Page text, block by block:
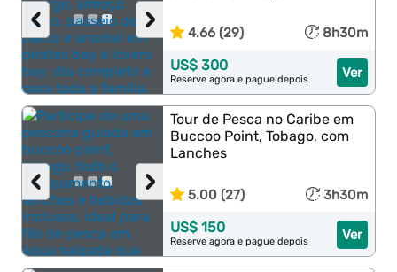
›
‹ 4.66 (29) 8h30m
Ver
US$ 300
Reserve agora e pague depois
›
‹
Tour de Pesca no Caribe em
Buccoo Point, Tobago, com
Lanches
5.00 (27) 3h30m
Ver
US$ 150
Reserve agora e pague depois